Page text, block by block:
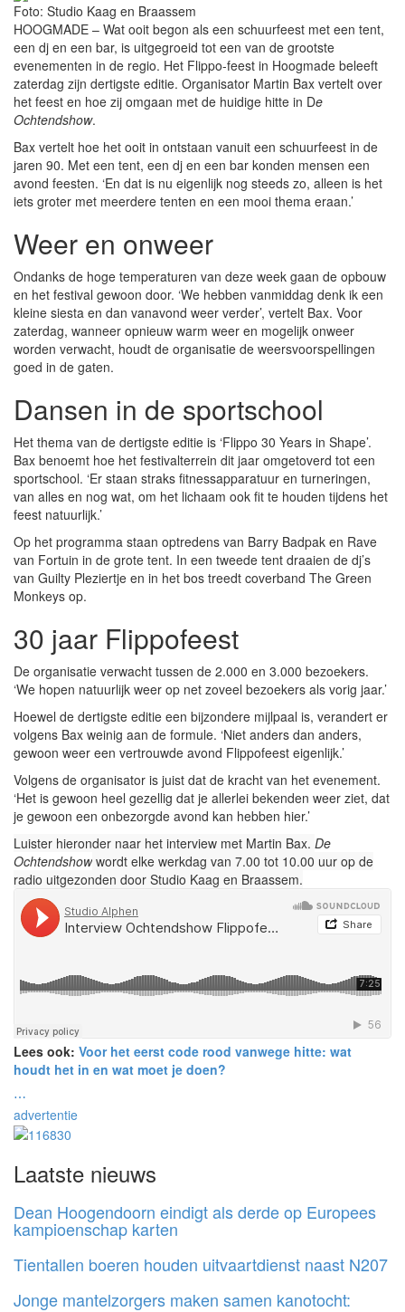
Foto: Studio Kaag en Braassem
HOOGMADE – Wat ooit begon als een schuurfeest met een tent,
een dj en een bar, is uitgegroeid tot een van de grootste
evenementen in de regio. Het Flippo-feest in Hoogmade beleeft
zaterdag zijn dertigste editie. Organisator Martin Bax vertelt over
het feest en hoe zij omgaan met de huidige hitte in De
Ochtendshow.
Bax vertelt hoe het ooit in ontstaan vanuit een schuurfeest in de
jaren 90. Met een tent, een dj en een bar konden mensen een
avond feesten. ‘En dat is nu eigenlijk nog steeds zo, alleen is het
iets groter met meerdere tenten en een mooi thema eraan.’
Weer en onweer
Ondanks de hoge temperaturen van deze week gaan de opbouw
en het festival gewoon door. ‘We hebben vanmiddag denk ik een
kleine siesta en dan vanavond weer verder’, vertelt Bax. Voor
zaterdag, wanneer opnieuw warm weer en mogelijk onweer
worden verwacht, houdt de organisatie de weersvoorspellingen
goed in de gaten.
Dansen in de sportschool
Het thema van de dertigste editie is ‘Flippo 30 Years in Shape’.
Bax benoemt hoe het festivalterrein dit jaar omgetoverd tot een
sportschool. ‘Er staan straks fitnessapparatuur en turneringen,
van alles en nog wat, om het lichaam ook fit te houden tijdens het
feest natuurlijk.’
Op het programma staan optredens van Barry Badpak en Rave
van Fortuin in de grote tent. In een tweede tent draaien de dj’s
van Guilty Pleziertje en in het bos treedt coverband The Green
Monkeys op.
30 jaar Flippofeest
De organisatie verwacht tussen de 2.000 en 3.000 bezoekers.
‘We hopen natuurlijk weer op net zoveel bezoekers als vorig jaar.’
Hoewel de dertigste editie een bijzondere mijlpaal is, verandert er
volgens Bax weinig aan de formule. ‘Niet anders dan anders,
gewoon weer een vertrouwde avond Flippofeest eigenlijk.’
Volgens de organisator is juist dat de kracht van het evenement.
‘Het is gewoon heel gezellig dat je allerlei bekenden weer ziet, dat
je gewoon een onbezorgde avond kan hebben hier.’
Luister hieronder naar het interview met Martin Bax. De
Ochtendshow wordt elke werkdag van 7.00 tot 10.00 uur op de
radio uitgezonden door Studio Kaag en Braassem.
Lees ook: Voor het eerst code rood vanwege hitte: wat
houdt het in en wat moet je doen?
⋯
advertentie
Laatste nieuws
Dean Hoogendoorn eindigt als derde op Europees
kampioenschap karten
Tientallen boeren houden uitvaartdienst naast N207
Jonge mantelzorgers maken samen kanotocht: